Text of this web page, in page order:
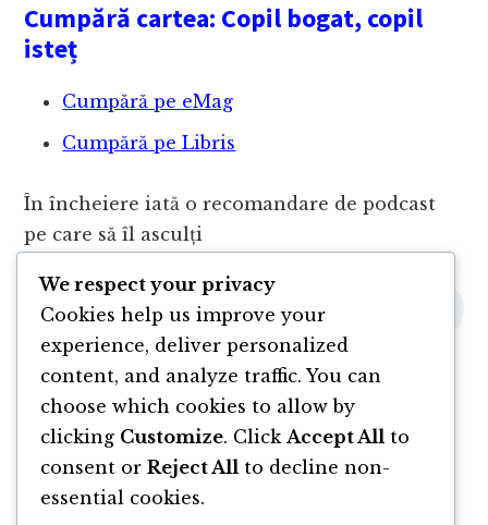
Cumpără cartea: Copil bogat, copil
isteț
Cumpără pe eMag
Cumpără pe Libris
În încheiere iată o recomandare de podcast
pe care să îl asculți
We respect your privacy
Cookies help us improve your
experience, deliver personalized
content, and analyze traffic. You can
choose which cookies to allow by
clicking Customize. Click Accept All to
consent or Reject All to decline non-
essential cookies.